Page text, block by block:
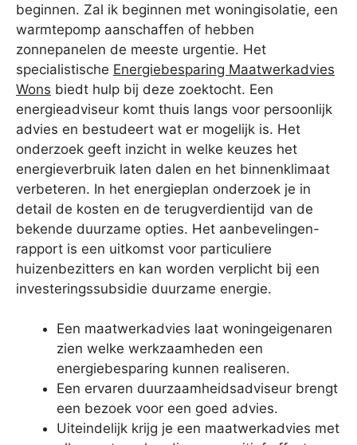
beginnen. Zal ik beginnen met woningisolatie, een
warmtepomp aanschaffen of hebben
zonnepanelen de meeste urgentie. Het
specialistische Energiebesparing Maatwerkadvies
Wons biedt hulp bij deze zoektocht. Een
energieadviseur komt thuis langs voor persoonlijk
advies en bestudeert wat er mogelijk is. Het
onderzoek geeft inzicht in welke keuzes het
energieverbruik laten dalen en het binnenklimaat
verbeteren. In het energieplan onderzoek je in
detail de kosten en de terugverdientijd van de
bekende duurzame opties. Het aanbevelingen-
rapport is een uitkomst voor particuliere
huizenbezitters en kan worden verplicht bij een
investeringssubsidie duurzame energie.
Een maatwerkadvies laat woningeigenaren
zien welke werkzaamheden een
energiebesparing kunnen realiseren.
Een ervaren duurzaamheidsadviseur brengt
een bezoek voor een goed advies.
Uiteindelijk krijg je een maatwerkadvies met